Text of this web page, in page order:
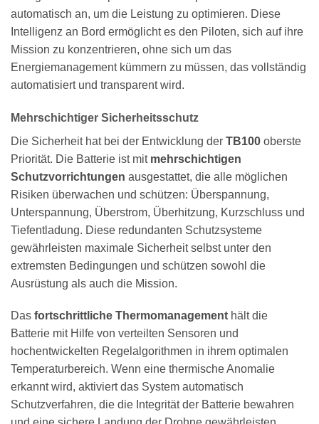
automatisch an, um die Leistung zu optimieren. Diese
Intelligenz an Bord ermöglicht es den Piloten, sich auf ihre
Mission zu konzentrieren, ohne sich um das
Energiemanagement kümmern zu müssen, das vollständig
automatisiert und transparent wird.
Mehrschichtiger Sicherheitsschutz
Die Sicherheit hat bei der Entwicklung der TB100 oberste
Priorität. Die Batterie ist mit mehrschichtigen
Schutzvorrichtungen ausgestattet, die alle möglichen
Risiken überwachen und schützen: Überspannung,
Unterspannung, Überstrom, Überhitzung, Kurzschluss und
Tiefentladung. Diese redundanten Schutzsysteme
gewährleisten maximale Sicherheit selbst unter den
extremsten Bedingungen und schützen sowohl die
Ausrüstung als auch die Mission.
Das fortschrittliche Thermomanagement hält die
Batterie mit Hilfe von verteilten Sensoren und
hochentwickelten Regelalgorithmen in ihrem optimalen
Temperaturbereich. Wenn eine thermische Anomalie
erkannt wird, aktiviert das System automatisch
Schutzverfahren, die die Integrität der Batterie bewahren